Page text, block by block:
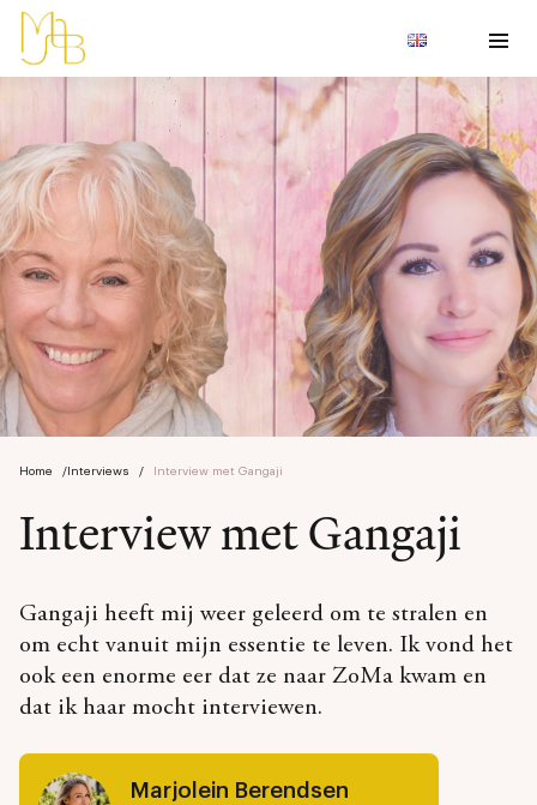
Home / Interviews / Interview met Gangaji
Interview met Gangaji
Gangaji heeft mij weer geleerd om te stralen en
om echt vanuit mijn essentie te leven. Ik vond het
ook een enorme eer dat ze naar ZoMa kwam en
dat ik haar mocht interviewen.
Marjolein Berendsen